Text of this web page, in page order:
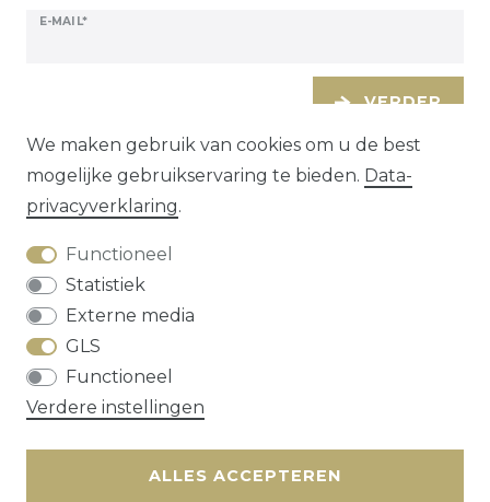
E-MAIL*
VERDER
We maken gebruik van cookies om u de best
mogelijke gebruikservaring te bieden. Data­
privacy­verklaring.
Functioneel
Statistiek
Externe media
GLS
Functioneel
Verdere instellingen
ALLES ACCEPTEREN